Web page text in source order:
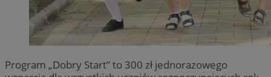
Program „Dobry Start” to 300 zł jednorazowego